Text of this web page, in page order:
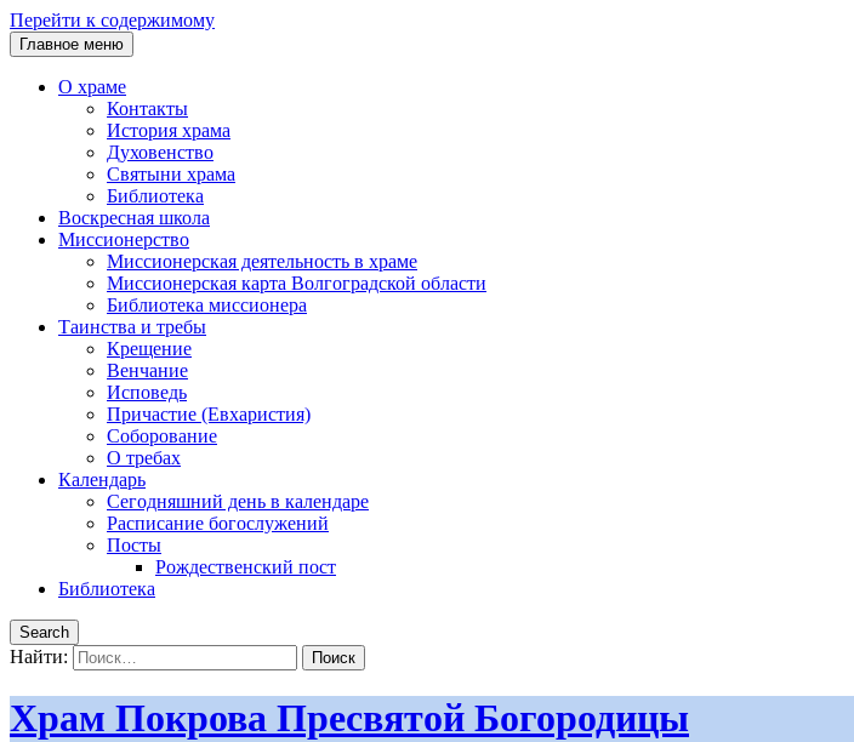
Перейти к содержимому
Главное меню
О храме
Контакты
История храма
Духовенство
Святыни храма
Библиотека
Воскресная школа
Миссионерство
Миссионерская деятельность в храме
Миссионерская карта Волгоградской области
Библиотека миссионера
Таинства и требы
Крещение
Венчание
Исповедь
Причастие (Евхаристия)
Соборование
О требах
Календарь
Сегодняшний день в календаре
Расписание богослужений
Посты
Рождественский пост
Библиотека
Search
Найти:
Храм Покрова Пресвятой Богородицы